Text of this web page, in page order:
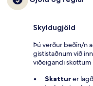
Skyldugjöld
Þú verður beðin/n
gististaðnum við
viðeigandi
Skatturer